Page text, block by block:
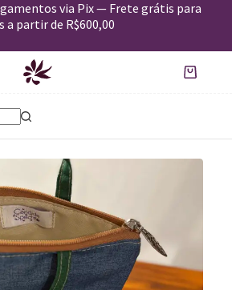
Comprar
via Pix — Frete grátis para
a partir de R$600,00